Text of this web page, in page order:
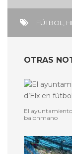
FÚTBOL,
OTRAS
El ayuntamiento
balonmano